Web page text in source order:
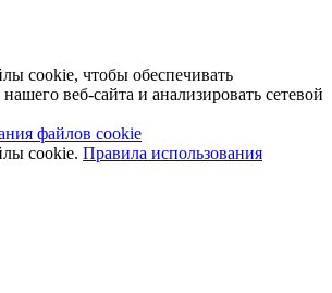
cookie, чтобы обеспечивать
веб-сайта и анализировать сетевой
файлов cookie
cookie. Правила использования